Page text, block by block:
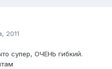
2011
супер, ОЧЕНЬ гибкий.